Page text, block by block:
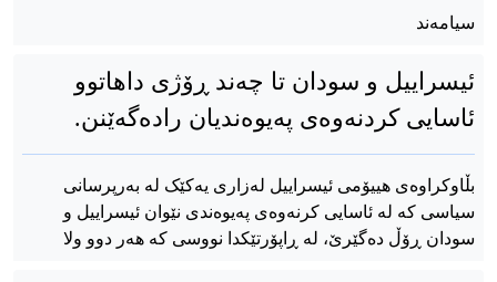
سیامەند
ئیسراییل و سودان تا چەند ڕۆژی داهاتوو
ئاسایی کردنەوەی پەیوەندیان رادەگەێنن.
بڵاوکراوەی هییۆمی ئیسراییل لەزاری یەکێک لە بەرپرسانی
سیاسی کە لە ئاسایی کرنەوەی پەیوەندی نێوان ئیسراییل و
سودان ڕۆڵ دەگێرێ، لە ڕاپۆرتێکدا نووسی کە هەر دوو ولا